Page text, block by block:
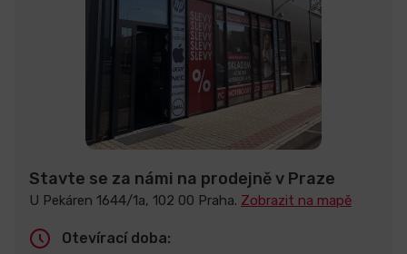
Stavte se za námi na prodejně v Praze
U Pekáren 1644/1a, 102 00 Praha. Zobrazit na mapě
Otevírací doba: